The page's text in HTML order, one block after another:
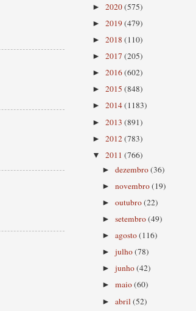
► 2020(575)
► 2019(479)
► 2018 (110)
► 2017 (205)
► 2016(602)
► 2015 (848)
► 2014(1183)
► 2013 (891)
► 2012(783)
▼ 2011 (766)
►dezembro(36)
►novembro(19)
►outubro(22)
►setembro(49)
►agosto(116)
►julho(78)
►junho(42)
►maio(60)
►abril(52)